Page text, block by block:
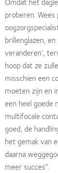
proberen.
brillenglazen,
veranderen’,
hoop dat ze
misschien een
moeten zijn en
een heel
multifocale
goed, de
het gemak van
daarna
meer succes”.